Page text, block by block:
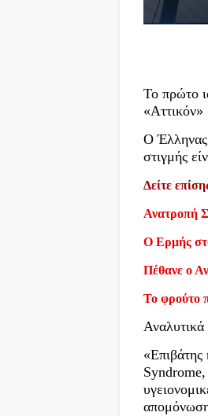
Το πρώτο
Ο Έλληνας
στιγμής
Δείτε
Ανατροπή
Ο Ερμής
Πέθανε ο
Το φρούτο
Αναλυτικά
Syndrome,